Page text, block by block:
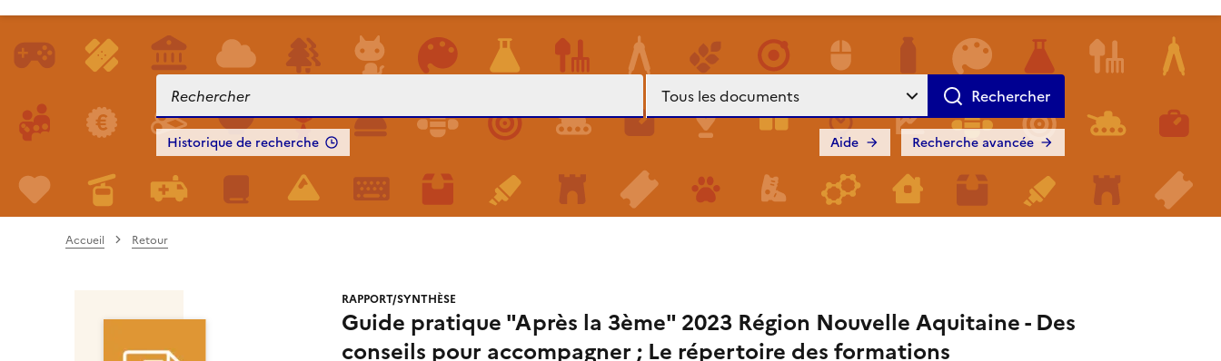
Historique de recherche Recherche avancée
Aide
Accueil Retour
RAPPORT/SYNTHÈSE
Guide pratique "Après la 3ème" 2023 Région Nouvelle Aquitaine - Des
conseils pour accompagner ; Le répertoire des formations